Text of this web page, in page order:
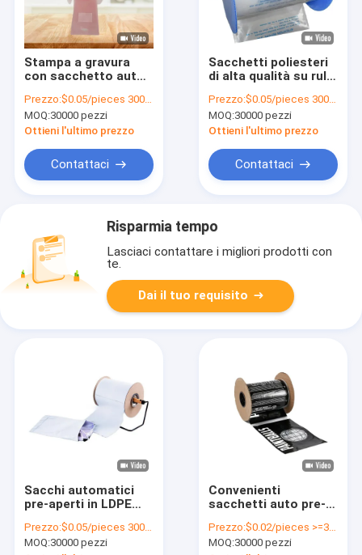
Stampa a gravura
con sacchetto auto
scarpe
Prezzo:$0.05/pieces 30000-299999 pieces
MOQ:30000 pezzi
Ottieni l'ultimo prezzo
Contattaci
Sacchetti poliesteri
di alta qualità su rulli
aperti per macchine
per sacchetti auto
Prezzo:$0.05/pieces 30000-299999 pieces
MOQ:30000 pezzi
Ottieni l'ultimo prezzo
Contattaci
Risparmia tempo
Lasciaci contattare i migliori prodotti con
te.
Dai il tuo requisito
Sacchi automatici
pre-aperti in LDPE
confezionatrici
automatiche
Prezzo:$0.05/pieces 30000-299999 pieces
MOQ:30000 pezzi
Convenienti
sacchetti auto pre-
l'imballaggio
intelligente dei bidoni
Prezzo:$0.02/pieces >=30000 pieces
MOQ:30000 pezzi